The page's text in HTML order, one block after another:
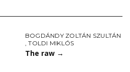
BOGDÁNDY ZOLTÁN SZULTÁN
,TOLDI MIKLÓS
The raw →